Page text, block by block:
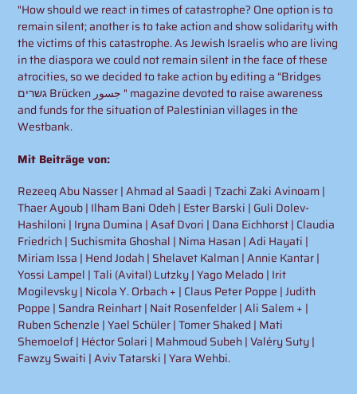
"How should we react in times of catastrophe? One option is to
remain silent; another is to take action and show solidarity with
the victims of this catastrophe. As Jewish Israelis who are living
in the diaspora we could not remain silent in the face of these
atrocities, so we decided to take action by editing a “Bridges
גשרים Brücken جسور " magazine devoted to raise awareness
and funds for the situation of Palestinian villages in the
Westbank.
Mit Beiträge von:
Rezeeq Abu Nasser | Ahmad al Saadi | Tzachi Zaki Avinoam |
Thaer Ayoub | Ilham Bani Odeh | Ester Barski | Guli Dolev-
Hashiloni | Iryna Dumina | Asaf Dvori | Dana Eichhorst | Claudia
Friedrich | Suchismita Ghoshal | Nima Hasan | Adi Hayati |
Miriam Issa | Hend Jodah | Shelavet Kalman | Annie Kantar |
Yossi Lampel | Tali (Avital) Lutzky | Yago Melado | Irit
Mogilevsky | Nicola Y. Orbach + | Claus Peter Poppe | Judith
Poppe | Sandra Reinhart | Nait Rosenfelder | Ali Salem + |
Ruben Schenzle | Yael Schüler | Tomer Shaked | Mati
Shemoelof | Héctor Solari | Mahmoud Subeh | Valéry Suty |
Fawzy Swaiti | Aviv Tatarski | Yara Wehbi.